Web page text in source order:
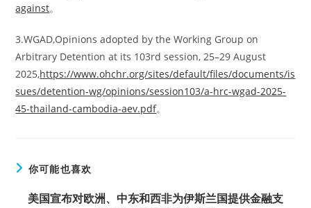
against。
3.WGAD,Opinions adopted by the Working Group on
Arbitrary Detention at its 103rd session, 25–29 August
2025,https://www.ohchr.org/sites/default/files/documents/is
sues/detention-wg/opinions/session103/a-hrc-wgad-2025-
45-thailand-cambodia-aev.pdf。
你可能也喜欢
美国宣布对欧洲、中东和西非为伊斯兰国提供金融支